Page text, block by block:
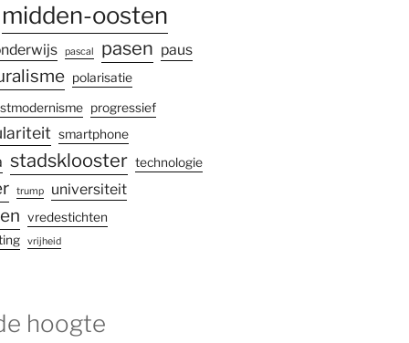
midden-oosten
pascal pasen paus
polarisatie
progressief
smartphone
stadsklooster technologie
trump universiteit
vredestichten
vrijheid
hoogte